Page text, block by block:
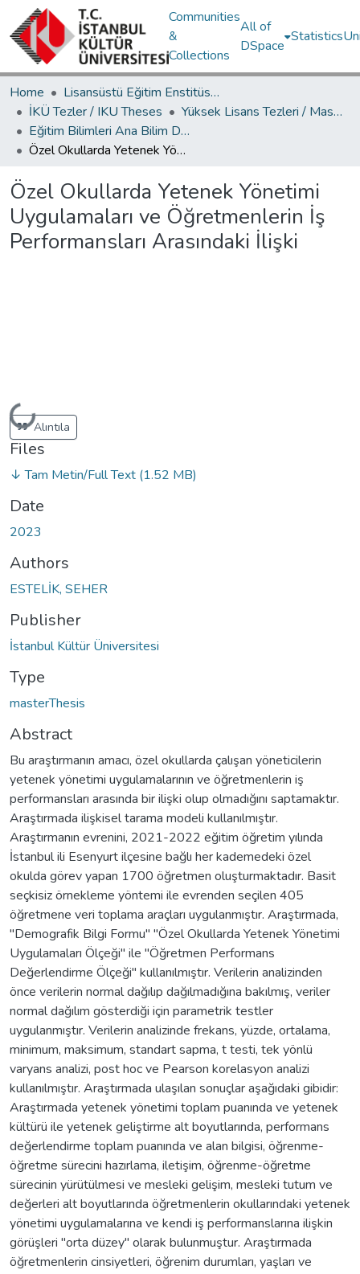
Communities
&
Collections
All of
DSpace
Statistics
Home
Lisansüstü Eğitim Enstitüsü / Postgraduate Education Institute
İKÜ Tezler / IKU Theses
Yüksek Lisans Tezleri / Master's Theses
Eğitim Bilimleri Ana Bilim Dalı / Department of Educational Sciences
Özel Okullarda Yetenek Yönetimi Uygulamaları ve Öğretmenlerin İş Performansları Arasındaki İlişki
Özel Okullarda Yetenek Yönetimi
Uygulamaları ve Öğretmenlerin İş
Performansları Arasındaki İlişki
Loading...Alıntıla
Files
↓ Tam Metin/Full Text (1.52 MB)
Date
2023
Authors
ESTELİK, SEHER
Publisher
İstanbul Kültür Üniversitesi
Type
masterThesis
Abstract
Bu araştırmanın amacı, özel okullarda çalışan yöneticilerin
yetenek yönetimi uygulamalarının ve öğretmenlerin iş
performansları arasında bir ilişki olup olmadığını saptamaktır.
Araştırmada ilişkisel tarama modeli kullanılmıştır.
Araştırmanın evrenini, 2021-2022 eğitim öğretim yılında
İstanbul ili Esenyurt ilçesine bağlı her kademedeki özel
okulda görev yapan 1700 öğretmen oluşturmaktadır. Basit
seçkisiz örnekleme yöntemi ile evrenden seçilen 405
öğretmene veri toplama araçları uygulanmıştır. Araştırmada,
''Demografik Bilgi Formu'' ''Özel Okullarda Yetenek Yönetimi
Uygulamaları Ölçeği'' ile "Öğretmen Performans
Değerlendirme Ölçeği" kullanılmıştır. Verilerin analizinden
önce verilerin normal dağılıp dağılmadığına bakılmış, veriler
normal dağılım gösterdiği için parametrik testler
uygulanmıştır. Verilerin analizinde frekans, yüzde, ortalama,
minimum, maksimum, standart sapma, t testi, tek yönlü
varyans analizi, post hoc ve Pearson korelasyon analizi
kullanılmıştır. Araştırmada ulaşılan sonuçlar aşağıdaki gibidir:
Araştırmada yetenek yönetimi toplam puanında ve yetenek
kültürü ile yetenek geliştirme alt boyutlarında, performans
değerlendirme toplam puanında ve alan bilgisi, öğrenme-
öğretme sürecini hazırlama, iletişim, öğrenme-öğretme
sürecinin yürütülmesi ve mesleki gelişim, mesleki tutum ve
değerleri alt boyutlarında öğretmenlerin okullarındaki yetenek
yönetimi uygulamalarına ve kendi iş performanslarına ilişkin
görüşleri "orta düzey" olarak bulunmuştur. Araştırmada
öğretmenlerin cinsiyetleri, öğrenim durumları, yaşları ve